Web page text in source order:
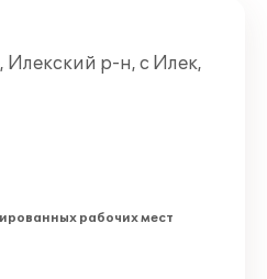
Илекский р-н, с Илек,
рабочих мест